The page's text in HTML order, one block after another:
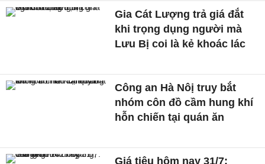
Gia Cát Lượng trả giá đắt
khi trọng dụng người mà
Lưu Bị coi là kẻ khoác lác
Công an Hà Nôị truy bắt
nhóm côn đồ cầm hung khí
hỗn chiến tại quán ăn
Giá tiêu hôm nay 31/7: